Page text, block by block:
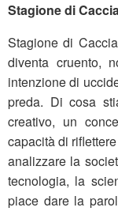
Stagione di
Stagione di
diventa cruento,
intenzione di
preda. Di cosa
creativo, un
capacità di
analizzare la
tecnologia, la
piace dare la